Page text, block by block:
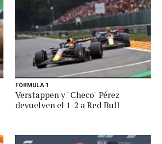
FÓRMULA 1
Verstappen y "Checo" Pérez
devuelven el 1-2 a Red Bull